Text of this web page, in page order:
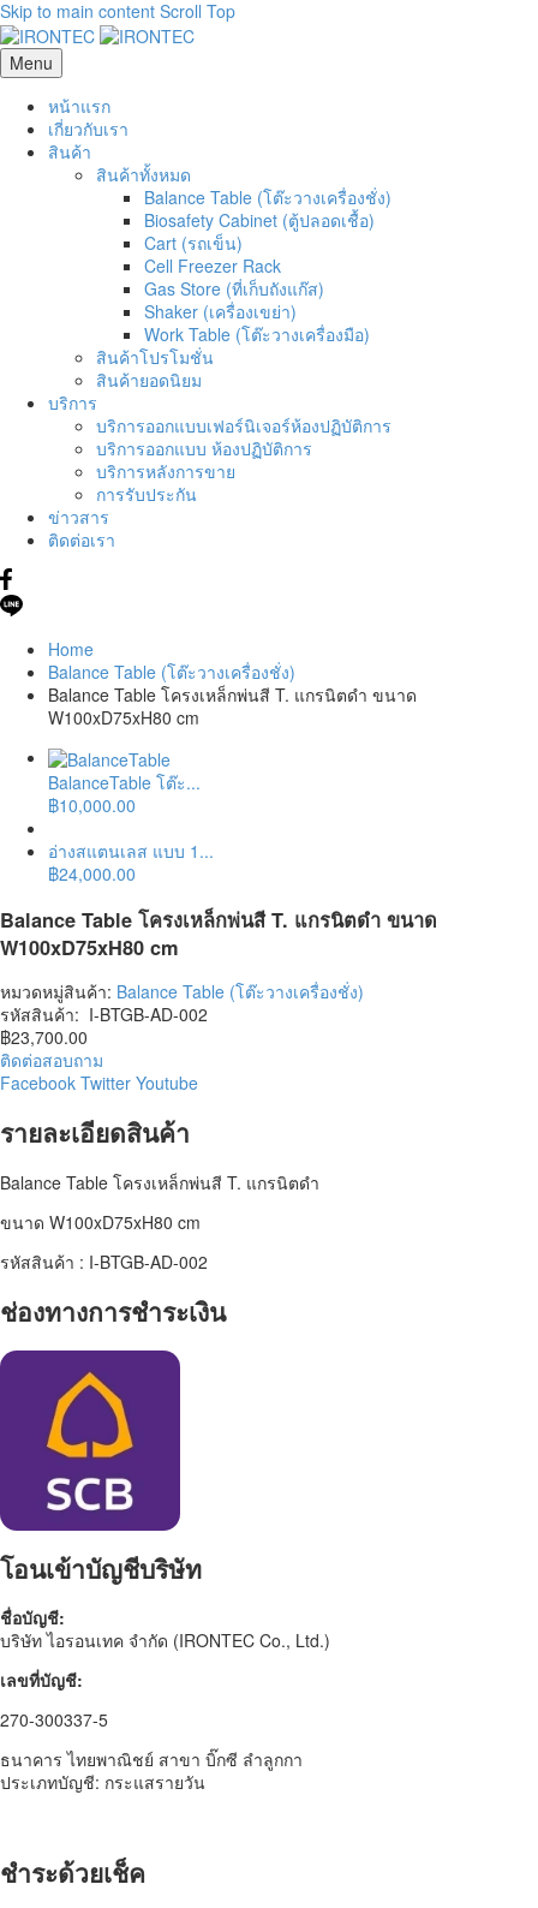
Skip to main content Scroll Top
Menu
หน้าแรก
เกี่ยวกับเรา
สินค้า
สินค้าทั้งหมด
Balance Table (โต๊ะวางเครื่องชั่ง)
Biosafety Cabinet (ตู้ปลอดเชื้อ)
Cart (รถเข็น)
Cell Freezer Rack
Gas Store (ที่เก็บถังแก๊ส)
Shaker (เครื่องเขย่า)
Work Table (โต๊ะวางเครื่องมือ)
สินค้าโปรโมชั่น
สินค้ายอดนิยม
บริการ
บริการออกแบบเฟอร์นิเจอร์ห้องปฏิบัติการ
บริการออกแบบ ห้องปฏิบัติการ
บริการหลังการขาย
การรับประกัน
ข่าวสาร
ติดต่อเรา
Home
Balance Table (โต๊ะวางเครื่องชั่ง)
Balance Table โครงเหล็กพ่นสี T. แกรนิตดำ ขนาด
W100xD75xH80 cm
BalanceTable โต๊ะ...
฿10,000.00
อ่างสแตนเลส แบบ 1...
฿24,000.00
Balance Table โครงเหล็กพ่นสี T. แกรนิตดำ ขนาด
W100xD75xH80 cm
หมวดหมู่สินค้า: Balance Table (โต๊ะวางเครื่องชั่ง)
รหัสสินค้า: I-BTGB-AD-002
฿23,700.00
ติดต่อสอบถาม
Facebook Twitter Youtube
รายละเอียดสินค้า
Balance Table โครงเหล็กพ่นสี T. แกรนิตดำ
ขนาด W100xD75xH80 cm
รหัสสินค้า : I-BTGB-AD-002
ช่องทางการชำระเงิน
โอนเข้าบัญชีบริษัท
ชื่อบัญชี:
บริษัท ไอรอนเทค จำกัด (IRONTEC Co., Ltd.)
เลขที่บัญชี:
270-300337-5
ธนาคาร ไทยพาณิชย์ สาขา บิ๊กซี ลำลูกกา
ประเภทบัญชี: กระแสรายวัน
ชำระด้วยเช็ค​